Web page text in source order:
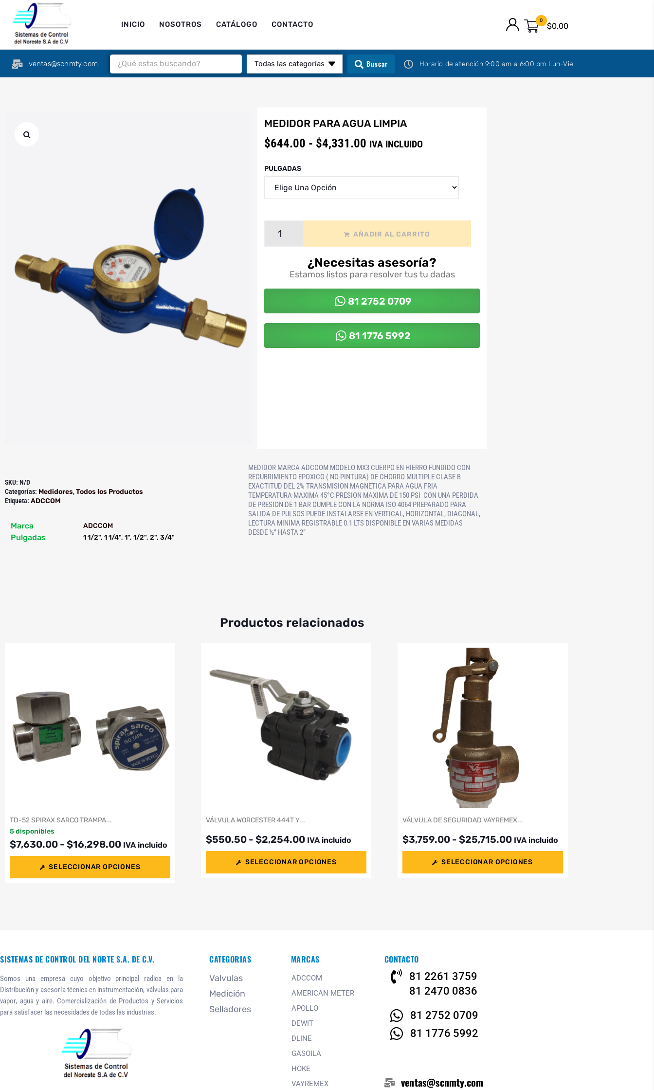
INICIO NOSOTROS CATÁLOGO CONTACTO 0
$0.00
ventas@scnmty.com Todas las categorías Buscar Horario de atención 9:00 am a 6:00 pm Lun-Vie
MEDIDOR PARA AGUA LIMPIA
$644.00 - $4,331.00 IVA INCLUIDO
PULGADAS
AÑADIR AL CARRITO
¿Necesitas asesoría?
Estamos listos para resolver tus tu dadas
81 2752 0709
81 1776 5992
SKU: N/D
Categorías: Medidores,Todos los Productos
Etiqueta: ADCCOM
Marca ADCCOM
Pulgadas 1 1/2", 1 1/4", 1", 1/2", 2", 3/4"
MEDIDOR MARCA ADCCOM MODELO MX3 CUERPO EN HIERRO FUNDIDO CON
RECUBRIMIENTO EPOXICO ( NO PINTURA) DE CHORRO MULTIPLE CLASE B
EXACTITUD DEL 2% TRANSMISION MAGNETICA PARA AGUA FRIA
TEMPERATURA MAXIMA 45°C PRESION MAXIMA DE 150 PSI CON UNA PERDIDA
DE PRESION DE 1 BAR CUMPLE CON LA NORMA ISO 4064 PREPARADO PARA
SALIDA DE PULSOS PUEDE INSTALARSE EN VERTICAL, HORIZONTAL, DIAGONAL,
LECTURA MINIMA REGISTRABLE 0.1 LTS DISPONIBLE EN VARIAS MEDIDAS
DESDE ½” HASTA 2”
Productos relacionados
TD-52 SPIRAX SARCO TRAMPA...
5 disponibles
$7,630.00 - $16,298.00 IVA incluido
SELECCIONAR OPCIONES
VÁLVULA WORCESTER 444T Y...
$550.50 - $2,254.00 IVA incluido
SELECCIONAR OPCIONES
VÁLVULA DE SEGURIDAD VAYREMEX...
$3,759.00 - $25,715.00 IVA incluido
SELECCIONAR OPCIONES
SISTEMAS DE CONTROL DEL NORTE S.A. DE C.V.
Somos una empresa cuyo objetivo principal radica en la
Distribución y asesoría técnica en instrumentación, válvulas para
vapor, agua y aire. Comercialización de Productos y Servicios
para satisfacer las necesidades de todas las industrias.
CATEGORIAS
Valvulas
Medición
Selladores
MARCAS
ADCCOM
AMERICAN METER
APOLLO
DEWIT
DLINE
GASOILA
HOKE
VAYREMEX
CONTACTO
81 2261 3759
81 2470 0836
81 2752 0709
81 1776 5992
ventas@scnmty.com